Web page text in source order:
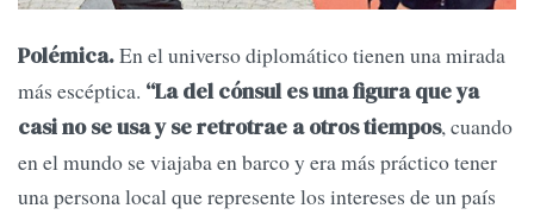
Polémica.En el universo diplomático tienen una mirada
más escéptica. “La del cónsul es una figura que ya
casi no se usa y se retrotrae a otros tiempos, cuando
en el mundo se viajaba en barco y era más práctico tener
una persona local que represente los intereses de un país